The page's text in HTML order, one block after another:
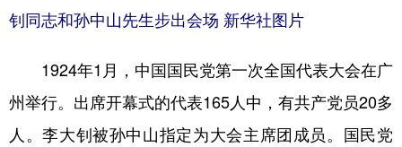
钊同志和孙中山先生步出会场 新华社图片
1924年1月，中国国民党第一次全国代表大会在广
州举行。出席开幕式的代表165人中，有共产党员20多
人。李大钊被孙中山指定为大会主席团成员。国民党